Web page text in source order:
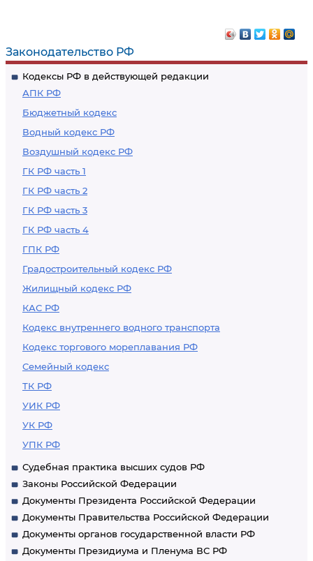
Законодательство РФ
Кодексы РФ в действующей редакции
АПК РФ
Бюджетный кодекс
Водный кодекс РФ
Воздушный кодекс РФ
ГК РФ часть 1
ГК РФ часть 2
ГК РФ часть 3
ГК РФ часть 4
ГПК РФ
Градостроительный кодекс РФ
Жилищный кодекс РФ
КАС РФ
Кодекс внутреннего водного транспорта
Кодекс торгового мореплавания РФ
Семейный кодекс
ТК РФ
УИК РФ
УК РФ
УПК РФ
Судебная практика высших судов РФ
Законы Российской Федерации
Документы Президента Российской Федерации
Документы Правительства Российской Федерации
Документы органов государственной власти РФ
Документы Президиума и Пленума ВС РФ